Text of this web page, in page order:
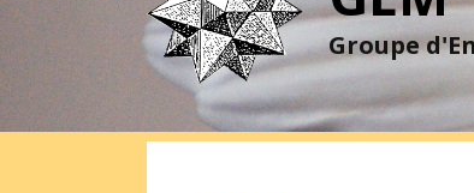
Groupe